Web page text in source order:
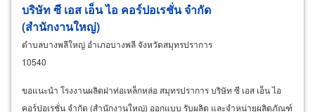
บริษัท ซี เอส เอ็น ไอ คอร์ปอเรชั่น จำกัด
(สำนักงานใหญ่)
ตำบลบางพลีใหญ่ อำเภอบางพลี จังหวัดสมุทรปราการ
10540
ขอแนะนำ โรงงานผลิตฝาท่อเหล็กหล่อ สมุทรปราการ บริษัท ซี เอส เอ็น ไอ
คอร์ปอเรชั่น จำกัด (สำนักงานใหญ่) ออกแบบ รับผลิต และจำหน่ายผลิตภัณฑ์